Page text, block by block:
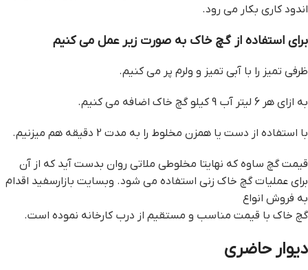
اندود کاری بکار می رود.
برای استفاده از گچ خاک به صورت زیر عمل می کنیم
ظرفی تمیز را با آبی تمیز و ولرم پر می کنیم.
به ازای هر 6 لیتر آب 9 کیلو گچ خاک اضافه می کنیم.
با استفاده از دست یا همزن مخلوط را به مدت 2 دقیقه هم میزنیم.
قيمت گچ ساوه که نهایتا مخلوطی ملاتی روان بدست آید که از آن
برای عملیات گچ خاک زنی استفاده می شود. وبسایت بازارسفید اقدام
به فروش انواع
گچ خاک با قیمت مناسب و مستقیم از درب کارخانه نموده است.
ديوار حاضري